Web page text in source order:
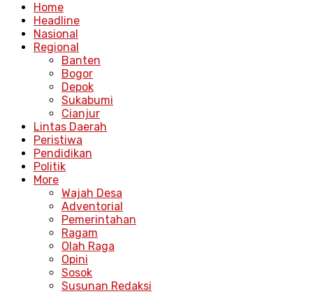
Home
Headline
Nasional
Regional
Banten
Bogor
Depok
Sukabumi
Cianjur
Lintas Daerah
Peristiwa
Pendidikan
Politik
More
Wajah Desa
Adventorial
Pemerintahan
Ragam
Olah Raga
Opini
Sosok
Susunan Redaksi